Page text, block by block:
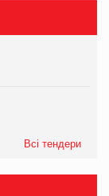
Всі тендери